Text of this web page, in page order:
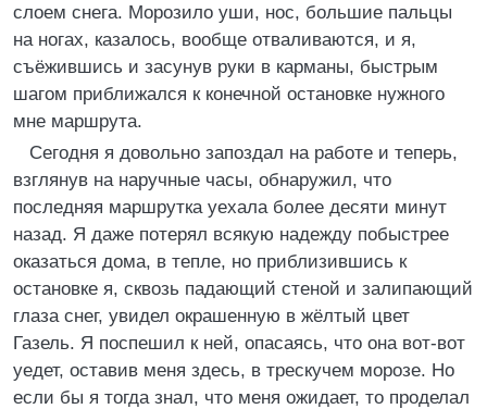
слоем снега. Морозило уши, нос, большие пальцы
на ногах, казалось, вообще отваливаются, и я,
съёжившись и засунув руки в карманы, быстрым
шагом приближался к конечной остановке нужного
мне маршрута.
Сегодня я довольно запоздал на работе и теперь,
взглянув на наручные часы, обнаружил, что
последняя маршрутка уехала более десяти минут
назад. Я даже потерял всякую надежду побыстрее
оказаться дома, в тепле, но приблизившись к
остановке я, сквозь падающий стеной и залипающий
глаза снег, увидел окрашенную в жёлтый цвет
Газель. Я поспешил к ней, опасаясь, что она вот-вот
уедет, оставив меня здесь, в трескучем морозе. Но
если бы я тогда знал, что меня ожидает, то проделал